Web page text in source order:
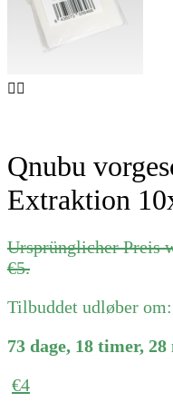
Qnubu
Extraktion
Ursprünglicher Preis
€5.
Tilbuddet udløber om:
73 dage, 18 timer, 28
€4